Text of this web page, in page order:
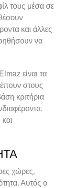
τους μέσα σε
και άλλες
να
είναι τα
στους
κριτήρια
χώρες,
Αυτός ο